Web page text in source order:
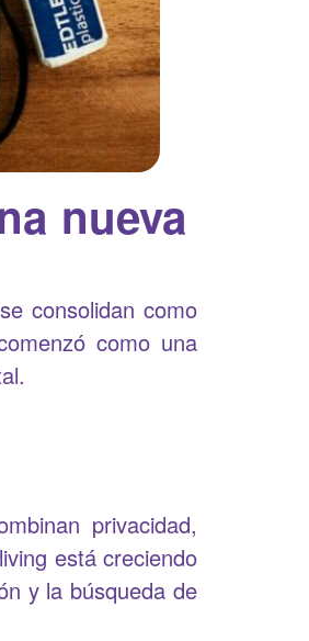
nueva
consolidan como
como una
privacidad,
está creciendo
y la búsqueda de